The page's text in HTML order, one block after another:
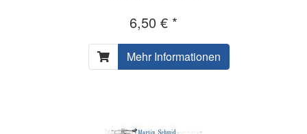
6,50 € *
Mehr Informationen